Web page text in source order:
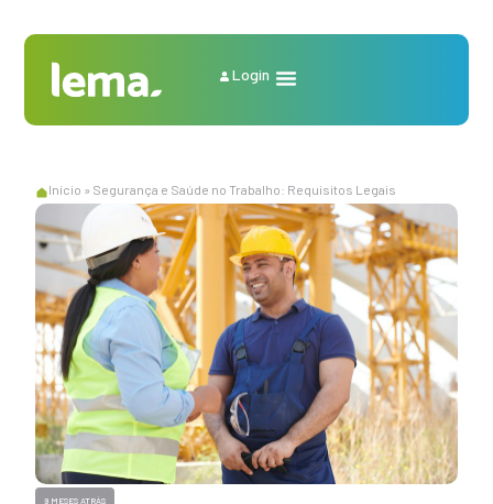
Login
Início » Segurança e Saúde no Trabalho: Requisitos Legais
9 MESES ATRÁS